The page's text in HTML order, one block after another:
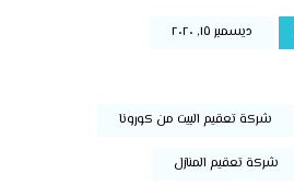
ديسمبر ١٥, ٢٠٢٠
شركة تعقيم البيت من كورونا
شركة تعقيم المنازل